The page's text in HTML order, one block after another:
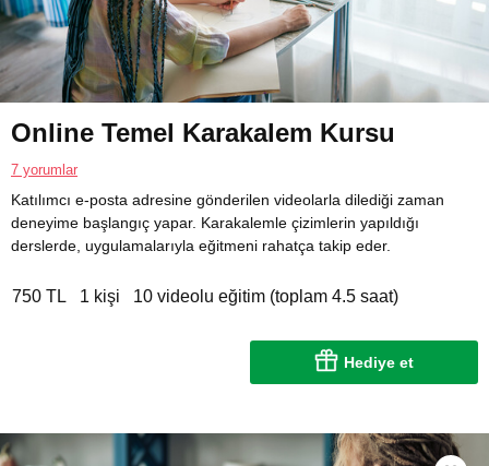
Online Temel Karakalem Kursu
7 yorumlar
Katılımcı e-posta adresine gönderilen videolarla dilediği zaman
deneyime başlangıç yapar. Karakalemle çizimlerin yapıldığı
derslerde, uygulamalarıyla eğitmeni rahatça takip eder.
750 TL 1 kişi 10 videolu eğitim (toplam 4.5 saat)
Hediye et